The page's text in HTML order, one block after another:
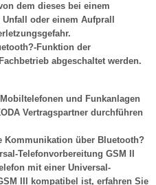
dem dieses bei einem
oder einem Aufprall
Funktion der
abgeschaltet werden.
und Funkanlagen
Vertragspartner durchführen
Kommunikation über Bluetooth?
Telefonvorbereitung GSM II
mit einer Universal-
III kompatibel ist, erfahren Sie